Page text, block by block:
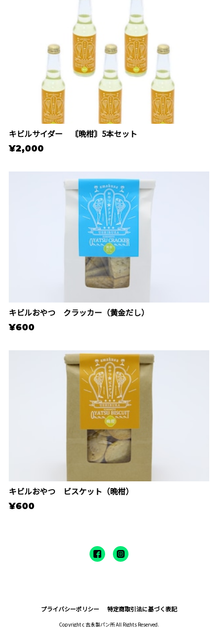
キビルサイダー 〘晩柑〙5本セット
¥2,000
キビルおやつ クラッカー（黄金だし）
¥600
キビルおやつ ビスケット（晩柑）
¥600
プライバシーポリシー 特定商取引法に基づく表記
Copyright c 吉永製パン所 All Rights Reserved.